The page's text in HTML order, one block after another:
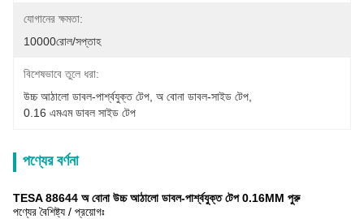
যোগানের ক্ষমতা:
10000রোল/সপ্তাহ
বিশেষভাবে তুলে ধরা:
উচ্চ আঠালো ডাবল-পার্শ্বযুক্ত টেপ অ বোনা ডাবল-সাইড টেপ
0.16 এমএম ডাবল সাইড টেপ
পণ্যের বর্ণনা
TESA 88644 অ বোনা উচ্চ আঠালো ডাবল-পার্শ্বযুক্ত টেপ 0.16MM পুরু
পণ্যের বৈশিষ্ট্য / প্রয়োগঃ